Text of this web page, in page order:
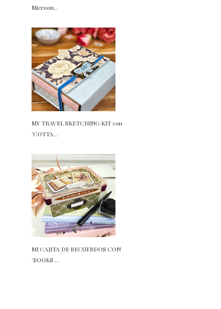
Microon...
MY TRAVEL SKETCHING KIT con
'COTTA...
MI CAJITA DE RECUERDOS CON
'BOOKS ...